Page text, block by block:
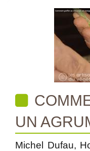
UN
Michel Dufau,